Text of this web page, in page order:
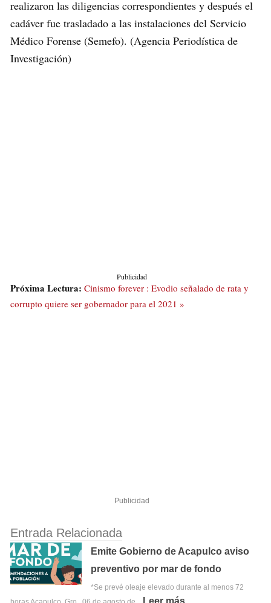
realizaron las diligencias correspondientes y después el
cadáver fue trasladado a las instalaciones del Servicio
Médico Forense (Semefo). (Agencia Periodística de
Investigación)
Publicidad
Próxima Lectura: Cinismo forever : Evodio señalado de rata y
corrupto quiere ser gobernador para el 2021 »
Publicidad
Entrada Relacionada
Emite Gobierno de Acapulco aviso
preventivo por mar de fondo
*Se prevé oleaje elevado durante al menos 72
Leer más